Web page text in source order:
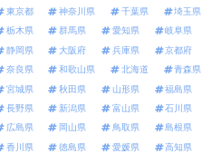
東京都 神奈川県 千葉県 埼玉県
栃木県
群馬県 愛知県 岐阜県
静岡県
大阪府 兵庫県 京都府
奈良県
和歌山県 北海道 青森県
宮城県
秋田県 山形県 福島県
長野県
新潟県 富山県 石川県
広島県
岡山県 鳥取県 島根県
香川県
徳島県 愛媛県 高知県